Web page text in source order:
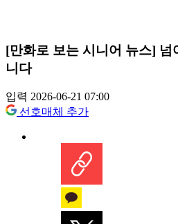
[만화로 보는 시니어 뉴스] 넘
니다
입력 2026-06-21 07:00
선호매체 추가